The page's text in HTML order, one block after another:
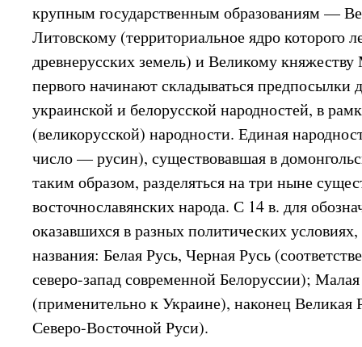
крупным государственным образованиям —
Литовскому (территориальное ядро которого
древнерусских земель) и Великому
первого начинают складываться предпосылки
украинской и белорусской народностей, в
(великорусской) народности. Единая
число — русин), существовавшая в
таким образом, разделяться на три ныне
восточнославянских народа. С 14 в. для
оказавшихся в разных политических
названия: Белая Русь, Черная Русь
северо-запад современной Белоруссии);
(применительно к Украине), наконец
Северо-Восточной Руси).